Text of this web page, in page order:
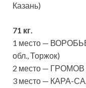
Казань)
71 кг.
1 место —
обл., Торжок)
2 место — ГРОМОВ
3 место — КАРА-